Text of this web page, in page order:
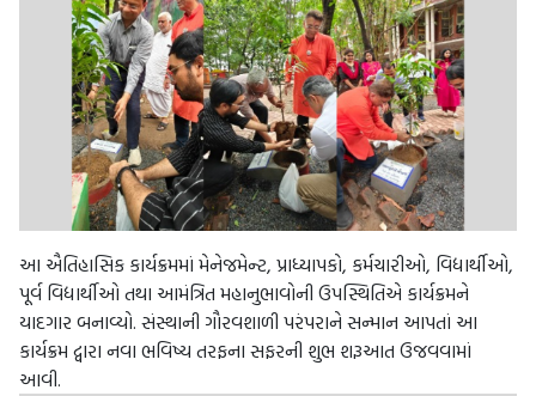
આ ઐતિહાસિક કાર્યક્રમમાં મેનેજમેન્ટ, પ્રાધ્યાપકો, કર્મચારીઓ, વિદ્યાર્થીઓ,
પૂર્વ વિદ્યાર્થીઓ તથા આમંત્રિત મહાનુભાવોની ઉપસ્થિતિએ કાર્યક્રમને
યાદગાર બનાવ્યો. સંસ્થાની ગૌરવશાળી પરંપરાને સન્માન આપતાં આ
કાર્યક્રમ દ્વારા નવા ભવિષ્ય તરફના સફરની શુભ શરૂઆત ઉજવવામાં
આવી.